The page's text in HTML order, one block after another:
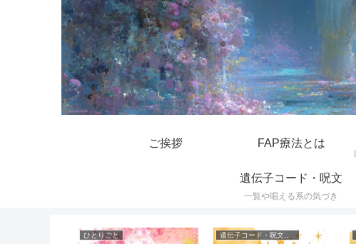
ご挨拶 FAP療法とは
遺伝子コード・呪文
一覧や唱える系の気づき
ひとりごと 気づきの記録